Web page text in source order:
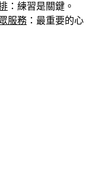
：練習是關鍵。
服務 ：最重要的心